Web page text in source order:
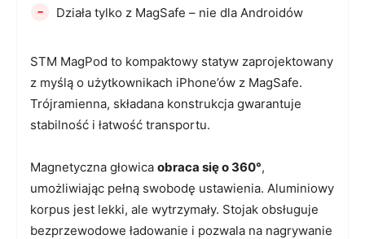
STM MagPod to kompaktowy statyw zaprojektowany
z myślą o użytkownikach iPhone’ów z MagSafe.
Trójramienna, składana konstrukcja gwarantuje
stabilność i łatwość transportu.
Magnetyczna głowica obraca się o 360°,
umożliwiając pełną swobodę ustawienia. Aluminiowy
korpus jest lekki, ale wytrzymały. Stojak obsługuje
bezprzewodowe ładowanie i pozwala na nagrywanie
- Działa tylko z MagSafe – nie dla Androidów